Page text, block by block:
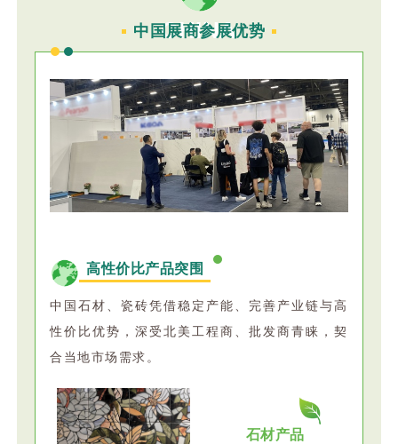
CHINA
中国展商参展优势
高性价比产品突围
中国石材、瓷砖凭借稳定产能、完善产业链与高
性价比优势，深受北美工程商、批发商青睐，契
合当地市场需求。
石材产品